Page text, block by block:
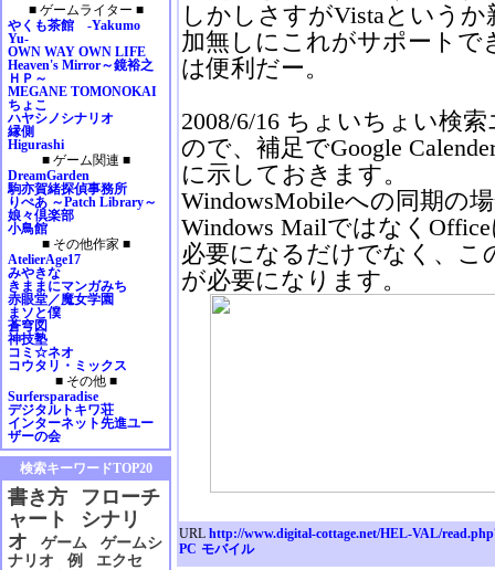
しかしさすがVistaという
加無しにこれがサポート
は便利だー。
2008/6/16 ちょいちょい検
ので、補足でGoogle
に示しておきます。
WindowsMobileへの同期の
Windows Mailではなく
必要になるだけでなく、
が必要になります。
URL http://www.digital-cottage.net/HEL-VAL/
PC モバイル
2008年12月
2008年11月
2008年10月
2008年09月
2008年08月
2008年07月
2008年05月
2008年04月
2008年03月
2008年02月
2008年01月
2007年12月
2007年11月
2007年10月
2007年09月
2007年08月
2007年07月
2007年06月
2007年05月
2007年04月
2007年03月
2007年02月
2007年01月
2006年12月
2006年11月
2006年10月
2006年09月
■ ゲームライター ■
やくも茶館 -Yakumo
Yu-
OWN WAY OWN LIFE
Heaven's Mirror～鏡裕之
ＨＰ～
MEGANE TOMONOKAI
ちょこ
ハヤシノシナリオ
縁側
Higurashi
■ ゲーム関連 ■
DreamGarden
駒亦賀緒探偵事務所
りぺあ ～Patch Library～
娘々倶楽部
小鳥館
■ その他作家 ■
AtelierAge17
みやきな
きままにマンガみち
赤眼堂／魔女学園
まソと僕
蒼穹図
神技塾
コミ☆ネオ
コウタリ・ミックス
■ その他 ■
Surfersparadise
デジタルトキワ荘
インターネット先進ユー
ザーの会
検索キーワードTOP20
書き方
フローチ
ャート
シナリ
オ
ゲーム
ゲームシ
ナリオ
例
エクセ